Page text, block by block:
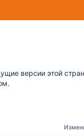
версии этой